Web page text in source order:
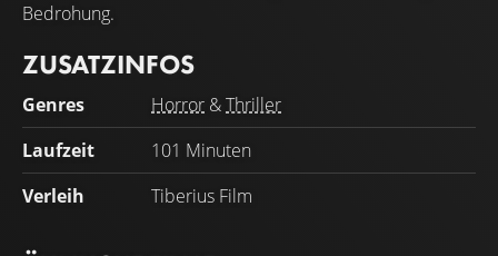
Bedrohung.
ZUSATZINFOS
Genres Horror &Thriller
Laufzeit
101 Minuten
Verleih
Tiberius Film